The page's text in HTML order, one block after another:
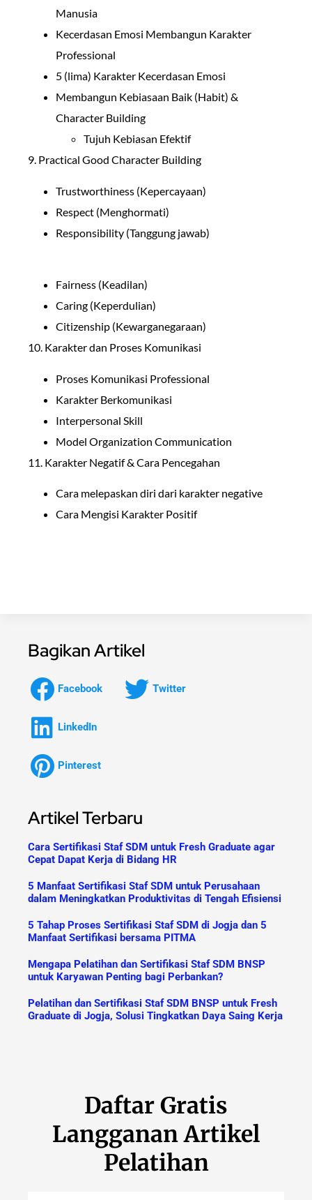
Manusia
Kecerdasan Emosi Membangun Karakter
Professional
5 (lima) Karakter Kecerdasan Emosi
Membangun Kebiasaan Baik (Habit) &
Character Building
Tujuh Kebiasan Efektif
9. Practical Good Character Building
Trustworthiness (Kepercayaan)
Respect (Menghormati)
Responsibility (Tanggung jawab)
Fairness (Keadilan)
Caring (Keperdulian)
Citizenship (Kewarganegaraan)
10. Karakter dan Proses Komunikasi
Proses Komunikasi Professional
Karakter Berkomunikasi
Interpersonal Skill
Model Organization Communication
11. Karakter Negatif & Cara Pencegahan
Cara melepaskan diri dari karakter negative
Cara Mengisi Karakter Positif
Bagikan Artikel
Facebook Twitter
LinkedIn
Pinterest
Artikel Terbaru
Cara Sertifikasi Staf SDM untuk Fresh Graduate agar
Cepat Dapat Kerja di Bidang HR
5 Manfaat Sertifikasi Staf SDM untuk Perusahaan
dalam Meningkatkan Produktivitas di Tengah Efisiensi
5 Tahap Proses Sertifikasi Staf SDM di Jogja dan 5
Manfaat Sertifikasi bersama PITMA
Mengapa Pelatihan dan Sertifikasi Staf SDM BNSP
untuk Karyawan Penting bagi Perbankan?
Pelatihan dan Sertifikasi Staf SDM BNSP untuk Fresh
Graduate di Jogja, Solusi Tingkatkan Daya Saing Kerja
Daftar Gratis
Langganan Artikel
Pelatihan